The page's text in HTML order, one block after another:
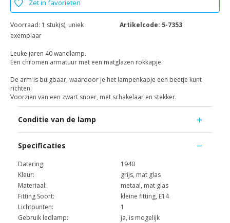
Zet in favorieten
Voorraad: 1 stuk(s), uniek
exemplaar
Artikelcode: 5-7353
Leuke jaren 40 wandlamp.
Een chromen armatuur met een matglazen rokkapje.
De arm is buigbaar, waardoor je het lampenkapje een beetje kunt
richten.
Voorzien van een zwart snoer, met schakelaar en stekker.
Conditie van de lamp
Specificaties
Datering:
1940
Kleur:
grijs, mat glas
Materiaal:
metaal, mat glas
Fitting Soort:
kleine fitting, E14
Lichtpunten:
1
Gebruik ledlamp:
ja, is mogelijk